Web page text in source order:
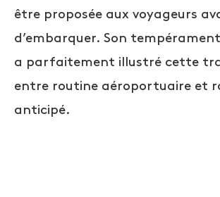
être proposée aux voyageurs
d’embarquer. Son
a parfaitement illustré cette
entre routine aéroportuaire et
anticipé.